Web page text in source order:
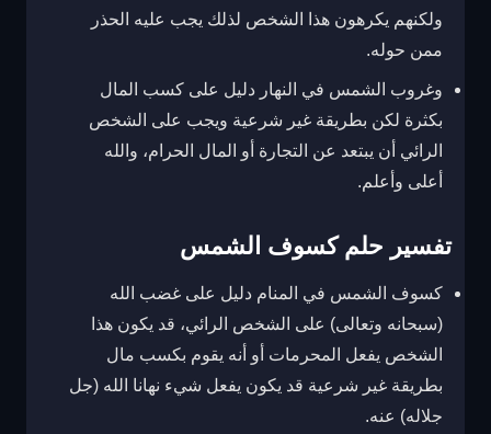
ولكنهم يكرهون هذا الشخص لذلك يجب عليه الحذر
ممن حوله.
وغروب الشمس في النهار دليل على كسب المال
بكثرة لكن بطريقة غير شرعية ويجب على الشخص
الرائي أن يبتعد عن التجارة أو المال الحرام، والله
أعلى وأعلم.
تفسير حلم كسوف الشمس
كسوف الشمس في المنام دليل على غضب الله
(سبحانه وتعالى) على الشخص الرائي، قد يكون هذا
الشخص يفعل المحرمات أو أنه يقوم بكسب مال
بطريقة غير شرعية قد يكون يفعل شيء نهانا الله (جل
جلاله) عنه.